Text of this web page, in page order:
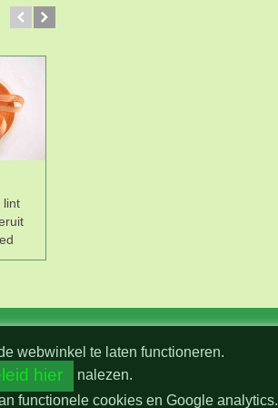
lint
webwinkel te laten functioneren.
hier
nalezen.
functionele cookies en Google analytics.